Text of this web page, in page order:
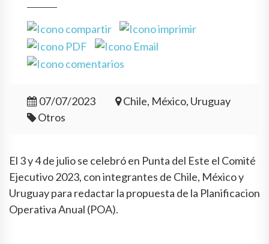
07/07/2023
Chile, México, Uruguay
Otros
El 3 y 4 de julio se celebró en Punta del Este el Comité
Ejecutivo 2023, con integrantes de Chile, México y
Uruguay para redactar la propuesta de la Planificacion
Operativa Anual (POA).